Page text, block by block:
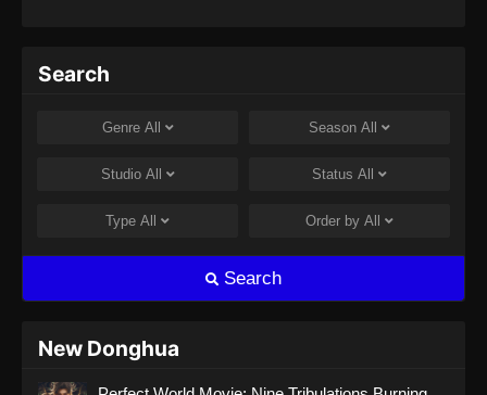
327 Subtitle Indonesia - Agustus 13, 2024
Search
Genre All Season All
Studio All Status All
Type All Order by All
Search
New Donghua